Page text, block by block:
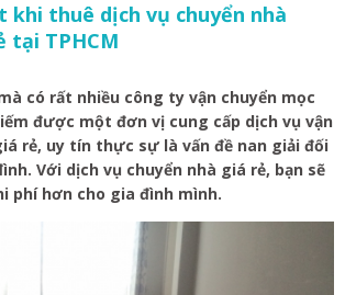
khi thuê dịch vụ chuyển nhà
tại TPHCM
có rất nhiều công ty vận chuyển mọc
được một đơn vị cung cấp dịch vụ vận
rẻ, uy tín thực sự là vấn đề nan giải đối
Với dịch vụ chuyển nhà giá rẻ, bạn sẽ
phí hơn cho gia đình mình.